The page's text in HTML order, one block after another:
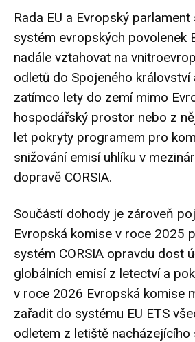
Rada EU a Evropský
systém evropských povolenek
nadále vztahovat na
odletů do Spojeného království
zatímco lety do zemí mimo
hospodářský prostor nebo z
let pokryty programem pro
snižování emisí uhlíku v
dopravě CORSIA.
Součástí dohody je zároveň
Evropská komise v roce 2025
systém CORSIA opravdu dost
globálních emisí z letectvía
v roce 2026 Evropská komise
zařadit do systému EU ETS
odletem z letiště nacházejícího